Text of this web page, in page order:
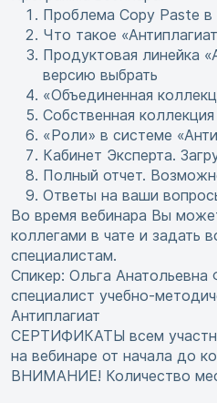
Проблема Copy Paste в
Что такое
Продуктовая линейка
версию выбрать
«Объединенная
Собственная
«Роли» в системе
Кабинет Эксперта.
Полный отчет.
Ответы на ваши
Во время вебинара Вы
коллегами в чате и задать
специалистам.
Спикер: Ольга
специалист учебно-
Антиплагиат
СЕРТИФИКАТЫ всем
на вебинаре от начала до
ВНИМАНИЕ! Количество